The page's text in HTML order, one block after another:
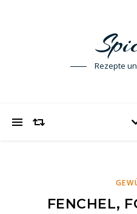
Rezepte
FENCHEL,